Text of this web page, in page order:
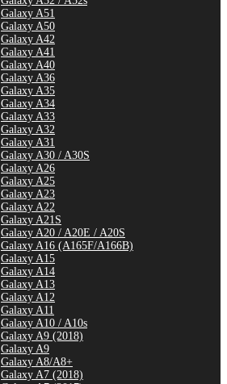
Galaxy A51
Galaxy A50
Galaxy A42
Galaxy A41
Galaxy A40
Galaxy A36
Galaxy A35
Galaxy A34
Galaxy A33
Galaxy A32
Galaxy A31
Galaxy A30 / A30S
Galaxy A26
Galaxy A25
Galaxy A23
Galaxy A22
Galaxy A21S
Galaxy A20 / A20E / A20S
Galaxy A16 (A165F/A166B)
Galaxy A15
Galaxy A14
Galaxy A13
Galaxy A12
Galaxy A11
Galaxy A10 / A10s
Galaxy A9 (2018)
Galaxy A9
Galaxy A8/A8+
Galaxy A7 (2018)